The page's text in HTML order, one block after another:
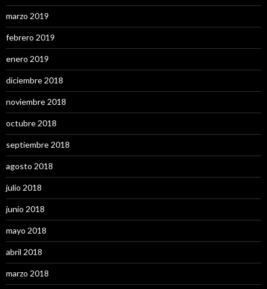
marzo 2019
febrero 2019
enero 2019
diciembre 2018
noviembre 2018
octubre 2018
septiembre 2018
agosto 2018
julio 2018
junio 2018
mayo 2018
abril 2018
marzo 2018